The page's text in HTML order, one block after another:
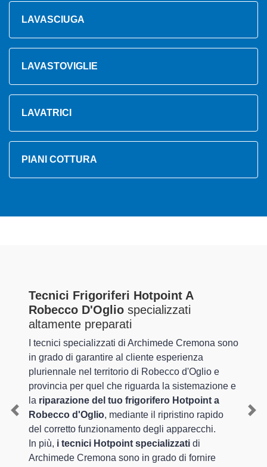
LAVASCIUGA
LAVASTOVIGLIE
LAVATRICI
PIANI COTTURA
Tecnici Frigoriferi Hotpoint A
Robecco D'Oglio specializzati
altamente preparati
I tecnici specializzati di Archimede Cremona sono
in grado di garantire al cliente esperienza
pluriennale nel territorio di Robecco d'Oglio e
provincia per quel che riguarda la sistemazione e
la riparazione del tuo frigorifero Hotpoint a
Robecco d'Oglio, mediante il ripristino rapido
del corretto funzionamento degli apparecchi.
In più, i tecnici Hotpoint specializzati di
Archimede Cremona sono in grado di fornire
Previous